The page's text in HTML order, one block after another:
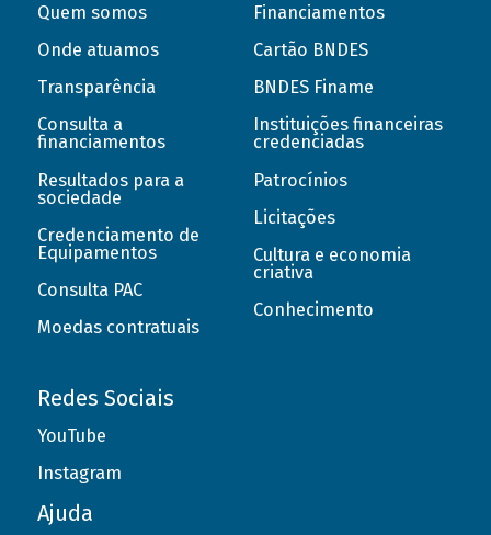
Quem somos
Onde atuamos
Transparência
Consulta a
financiamentos
Resultados para a
sociedade
Credenciamento de
Equipamentos
Consulta PAC
Moedas contratuais
Financiamentos
Cartão BNDES
BNDES Finame
Instituições financeiras
credenciadas
Patrocínios
Licitações
Cultura e economia
criativa
Conhecimento
Redes Sociais
YouTube
Instagram
Ajuda